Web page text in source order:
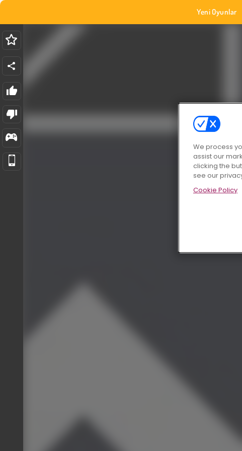
Yeni Oyunlar
We process
assist our
clicking the
see our
Cookie Policy